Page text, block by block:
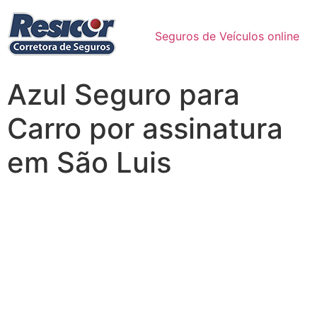
Seguros de Veículos online
Azul Seguro para
Carro por assinatura
em São Luis